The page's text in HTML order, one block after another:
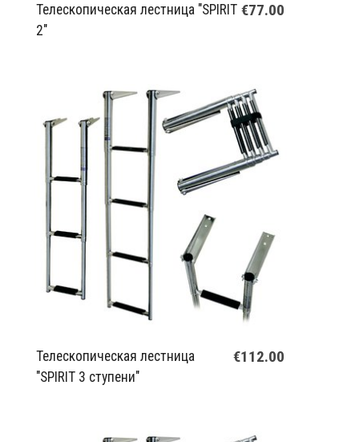
Телескопическая лестница "SPIRIT
2"
€77.00
Телескопическая лестница
"SPIRIT 3 ступени"
€112.00